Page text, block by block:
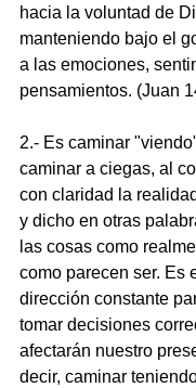
hacia la voluntad de
manteniendo bajo el
a las emociones,
pensamientos. (Juan
2.- Es caminar
caminar a ciegas, al
con claridad la
y dicho en otras
las cosas como
como parecen ser. Es
dirección constante
tomar decisiones
afectarán nuestro
decir, caminar